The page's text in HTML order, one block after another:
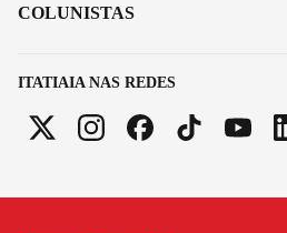
ITATIAIA NAS REDES
COLUNISTAS